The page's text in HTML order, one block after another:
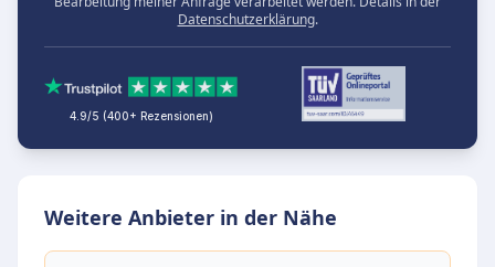
Datenschutzerklärung.
4.9/5 (400+ Rezensionen)
Weitere Anbieter in der Nähe